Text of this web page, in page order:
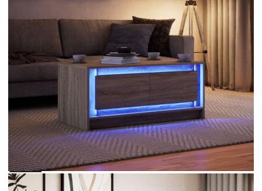
Купи на изплащане
Credit calculator
Маса за кафе с LED светлини, дъб сонома, инженерно
дърво
Please select credit institution
Цена на продукта: €102.00
Extraction of information from credit institutions
Предоставената таблица е с информационна цел.
Добавете продукта в количката си с бутона "Добави в
количката" и при поръчка ще можете да изберете броя
вноски на кредита.
Acest tabel are caracter informativ. Adăugați produsul în
coșul de cumpărături unde veți putea selecta detaliile